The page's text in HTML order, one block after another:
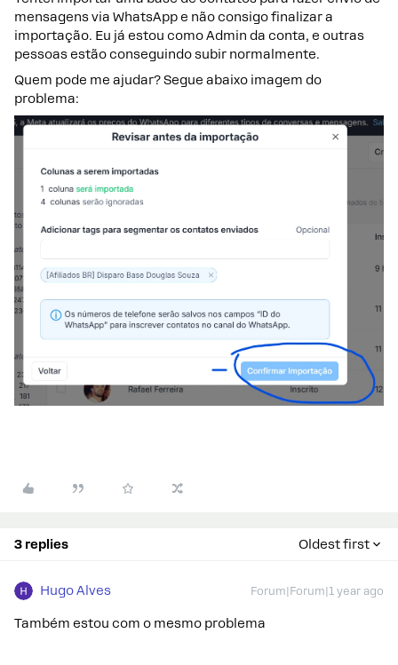
mensagens via WhatsApp e não consigo finalizar a
importação. Eu já estou como Admin da conta, e outras
pessoas estão conseguindo subir normalmente.
Quem pode me ajudar? Segue abaixo imagem do
problema:
3 replies Oldest first
Hugo Alves Forum|Forum|1 year ago
Também estou com o mesmo problema